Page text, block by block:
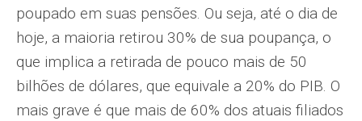
poupado em suas pensões. Ou seja, até o dia de
hoje, a maioria retirou 30% de sua poupança, o
que implica a retirada de pouco mais de 50
bilhões de dólares, que equivale a 20% do PIB. O
mais grave é que mais de 60% dos atuais filiados